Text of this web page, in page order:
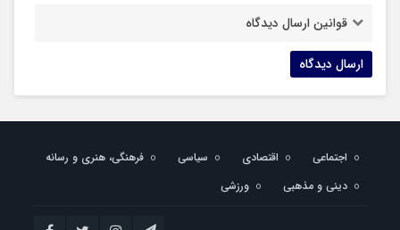
قوانین ارسال دیدگاه
اجتماعی اقتصادی سیاسی
فرهنگی، هنری و رسانه
دینی و مذهبی
ورزشی